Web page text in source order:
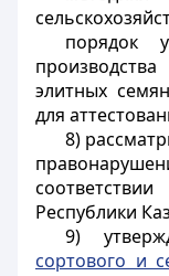
порядок
элитных
для
8)
Республики
9)
сортового и